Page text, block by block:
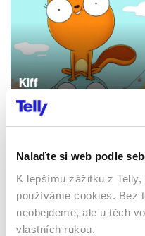
Nalaďte si web podle
K lepšímu zážitku z
používáme cookies. Bez
neobejdeme, ale u těch
vlastních rukou.
Kiff
Filmy / Seriály / Animované
Sledujte
Sledovat
po celé EU, a